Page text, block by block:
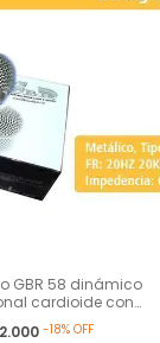
GBR 58 dinámico
cardioide con
cable
-18% OFF